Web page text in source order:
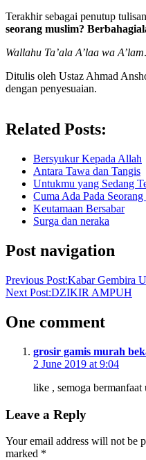
Terakhir sebagai penutup
seorang muslim?
Wallahu Ta’ala A’laa wa A’lam.
Ditulis oleh Ustaz Ahmad
dengan penyesuaian.
Related Posts:
Bersyukur Kepada Allah
Antara Tawa dan Tangis
Untukmu yang Sedang
Cuma Ada Pada
Keutamaan Bersabar
Surga dan neraka
Post navigation
Previous Post:Kabar Gembira
Next Post:DZIKIR AMPUH
One comment
grosir gamis murah
2 June 2019 at 9:04
like , semoga
Leave a Reply
Your email address will not be
marked *